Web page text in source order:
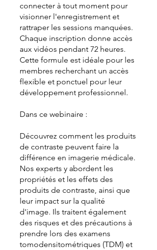
connecter à tout moment pour
visionner l'enregistrement et
rattraper les sessions manquées.
Chaque inscription donne accès
aux vidéos pendant 72 heures.
Cette formule est idéale pour les
membres recherchant un accès
flexible et ponctuel pour leur
développement professionnel.
Dans ce webinaire :
Découvrez comment les produits
de contraste peuvent faire la
différence en imagerie médicale.
Nos experts y abordent les
propriétés et les effets des
produits de contraste, ainsi que
leur impact sur la qualité
d'image. Ils traitent également
des risques et des précautions à
prendre lors des examens
tomodensitométriques (TDM) et